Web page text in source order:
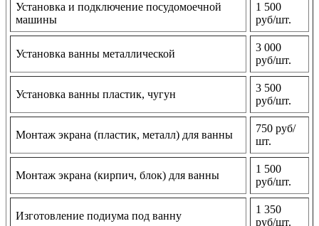
Установка и подключение посудомоечной
машины
1 500
руб/шт.
Установка ванны металлической
3 000
руб/шт.
Установка ванны пластик, чугун
3 500
руб/шт.
Монтаж экрана (пластик, металл) для ванны
750 руб/
шт.
Монтаж экрана (кирпич, блок) для ванны
1 500
руб/шт.
Изготовление подиума под ванну
1 350
руб/шт.